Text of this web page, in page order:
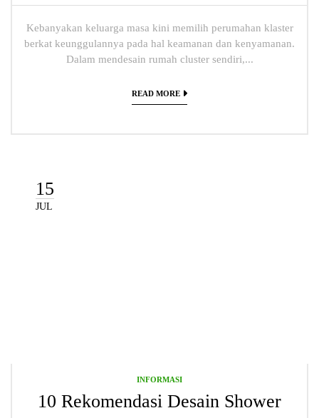
Kebanyakan keluarga masa kini memilih perumahan klaster
berkat keunggulannya pada hal keamanan dan kenyamanan.
Dalam mendesain rumah cluster sendiri,...
READ MORE
15
JUL
INFORMASI
10 Rekomendasi Desain Shower